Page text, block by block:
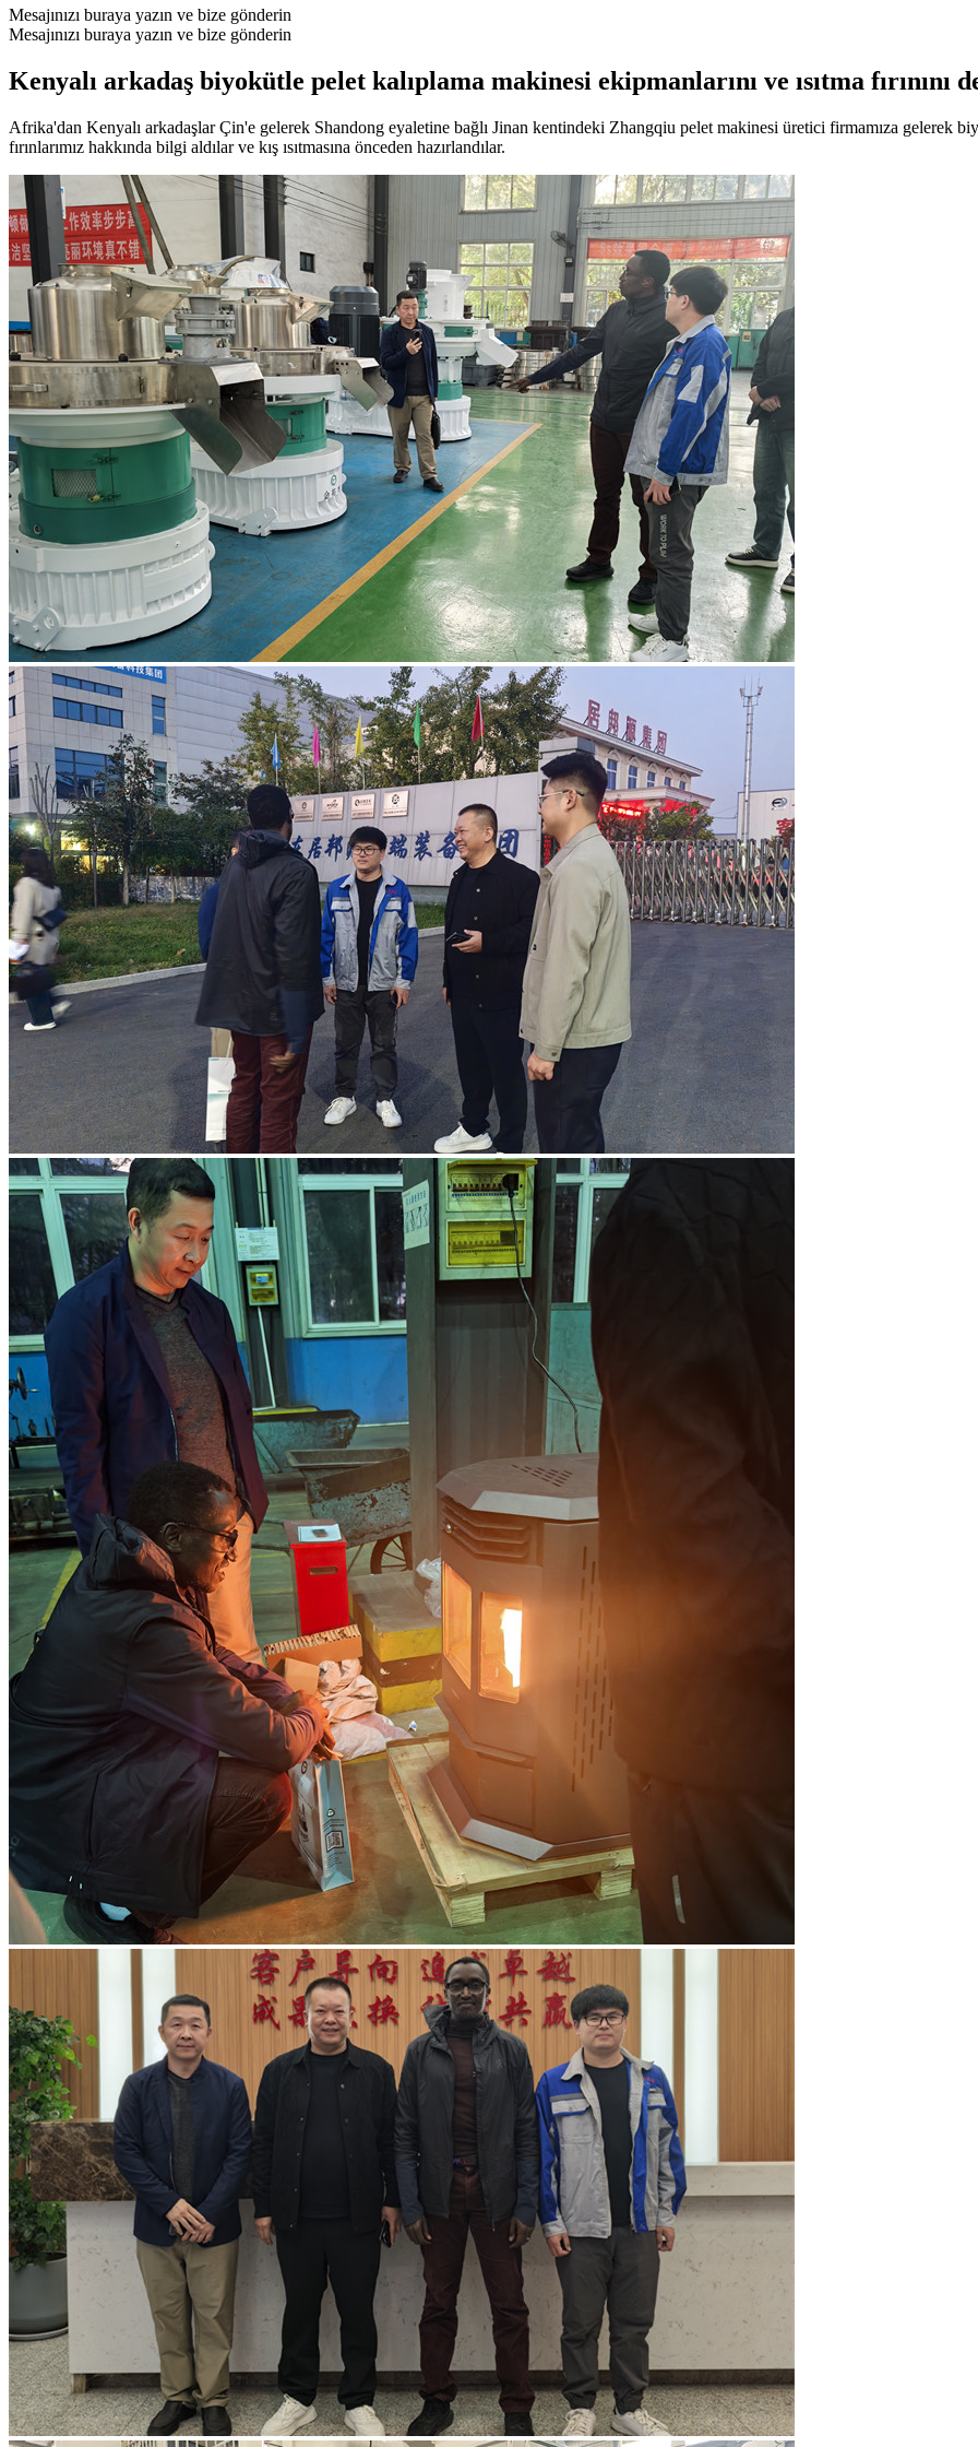
Mesajınızı buraya yazın ve bize gönderin
Mesajınızı buraya yazın ve bize gönderin
Kenyalı arkadaş biyokütle pelet kalıplama makinesi ekipmanlarını ve ısıtma fırınını
Afrika'dan Kenyalı arkadaşlar Çin'e gelerek Shandong eyaletine bağlı Jinan kentindeki Zhangqiu pelet makinesi üretici firmamıza gelerek
fırınlarımız hakkında bilgi aldılar ve kış ısıtmasına önceden hazırlandılar.